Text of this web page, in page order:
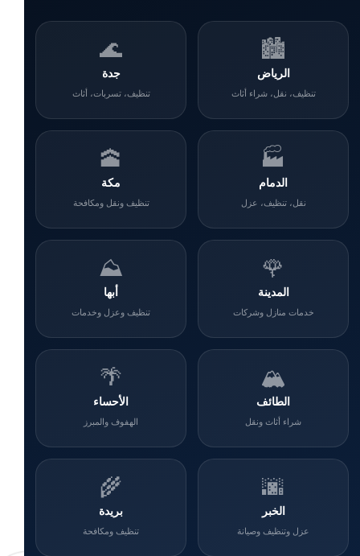
🏙️
الرياض
تنظيف، نقل، شراء أثاث
🌊
جدة
تنظيف، تسربات، أثاث
🏭
الدمام
نقل، تنظيف، عزل
🕋
مكة
تنظيف ونقل ومكافحة
🌹
المدينة
خدمات منازل وشركات
⛰️
أبها
تنظيف وعزل وخدمات
🏔️
الطائف
شراء أثاث ونقل
🌴
الأحساء
الهفوف والمبرز
🌆
الخبر
عزل وتنظيف وصيانة
🌾
بريدة
تنظيف ومكافحة